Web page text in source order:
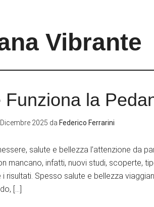
Vibrante
Funziona la
2025 da Federico Ferrarini
salute e bellezza l’attenzione da
mancano, infatti, nuovi studi, scoperte,
i risultati. Spesso salute e bellezza
[…]